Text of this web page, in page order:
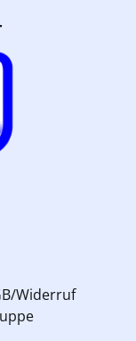
Widerruf